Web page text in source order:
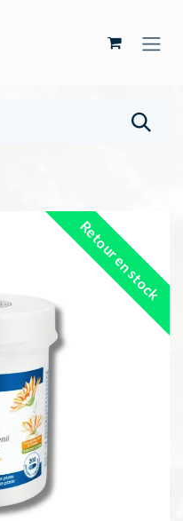
Retour en stock